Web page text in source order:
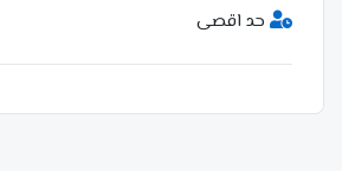
حد اقصى